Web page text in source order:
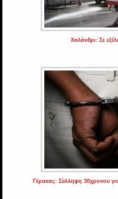
Χαλάνδρι: Σε
Γέρακας: Σύλληψη 30χρονου